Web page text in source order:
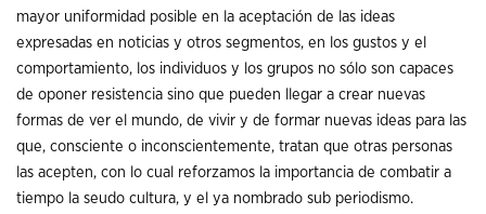
mayor uniformidad posible en la aceptación de las ideas
expresadas en noticias y otros segmentos, en los gustos y el
comportamiento, los individuos y los grupos no sólo son capaces
de oponer resistencia sino que pueden llegar a crear nuevas
formas de ver el mundo, de vivir y de formar nuevas ideas para las
que, consciente o inconscientemente, tratan que otras personas
las acepten, con lo cual reforzamos la importancia de combatir a
tiempo la seudo cultura, y el ya nombrado sub periodismo.